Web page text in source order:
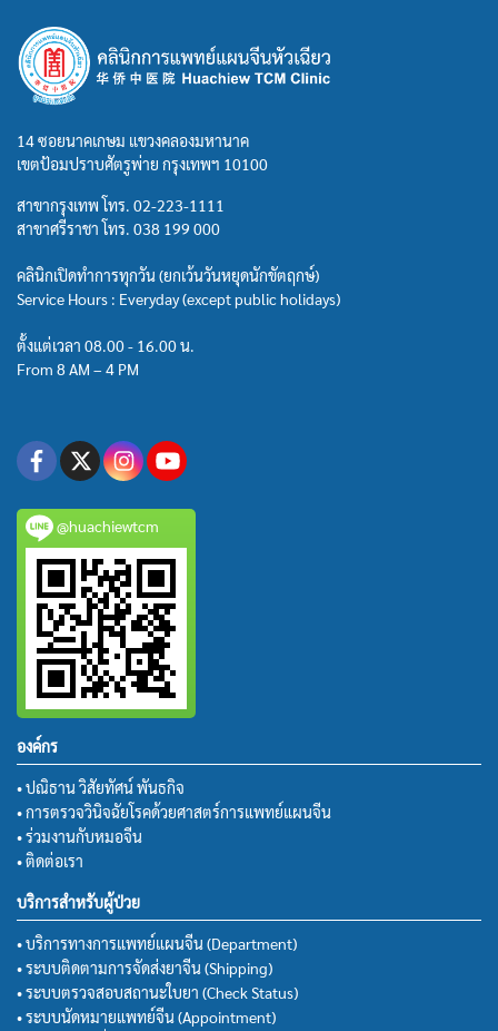
14 ซอยนาคเกษม แขวงคลองมหานาค
เขตป้อมปราบศัตรูพ่าย กรุงเทพฯ 10100
สาขากรุงเทพ โทร. 02-223-1111
สาขาศรีราชา โทร. 038 199 000
คลินิกเปิดทำการทุกวัน (ยกเว้นวันหยุดนักขัตฤกษ์)
Service Hours : Everyday (except public holidays)
ตั้งแต่เวลา 08.00 - 16.00 น.
From 8 AM – 4 PM
@huachiewtcm
องค์กร
• ปณิธาน วิสัยทัศน์ พันธกิจ
• การตรวจวินิจฉัยโรคด้วยศาสตร์การแพทย์แผนจีน
• ร่วมงานกับหมอจีน
• ติดต่อเรา
บริการสำหรับผู้ป่วย
• บริการทางการแพทย์แผนจีน (Department)
• ระบบติดตามการจัดส่งยาจีน (Shipping)
• ระบบตรวจสอบสถานะใบยา (Check Status)
• ระบบนัดหมายแพทย์จีน (Appointment)